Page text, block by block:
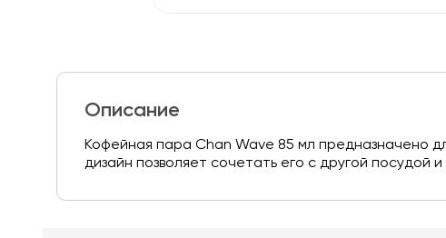
Описание
Кофейная пара Chan Wave 85 мл предназначено
дизайн позволяет сочетать его с другой